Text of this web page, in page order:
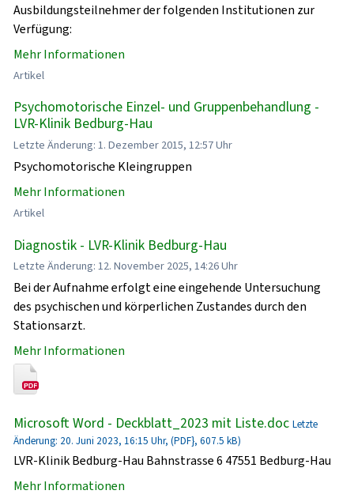
Ausbildungsteilnehmer der folgenden Institutionen zur
Verfügung:
Mehr Informationen
Artikel
Psychomotorische Einzel- und Gruppenbehandlung -
LVR-Klinik Bedburg-Hau
Letzte Änderung: 1. Dezember 2015, 12:57 Uhr
Psychomotorische Kleingruppen
Mehr Informationen
Artikel
Diagnostik - LVR-Klinik Bedburg-Hau
Letzte Änderung: 12. November 2025, 14:26 Uhr
Bei der Aufnahme erfolgt eine eingehende Untersuchung
des psychischen und körperlichen Zustandes durch den
Stationsarzt.
Mehr Informationen
Microsoft Word - Deckblatt_2023 mit Liste.doc Letzte
Änderung: 20. Juni 2023, 16:15 Uhr, (PDF}, 607.5 kB)
LVR-Klinik Bedburg-Hau Bahnstrasse 6 47551 Bedburg-Hau
Mehr Informationen